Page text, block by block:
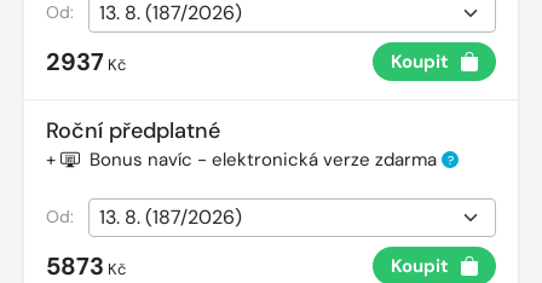
Od:
2937 Kč Koupit
Roční předplatné
+ Bonus navíc - elektronická verze zdarma ?
Od:
5873 Kč Koupit